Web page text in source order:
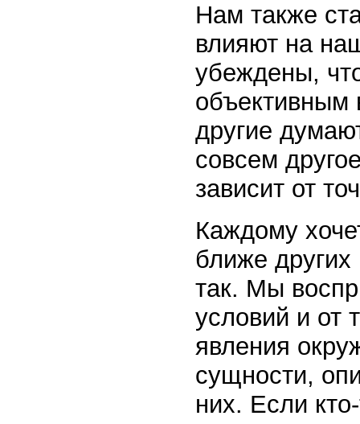
Нам также
влияют на
убеждены,
объективным
другие
совсем
зависит от
Каждому
ближе других
так. Мы
условий и от
явления
сущности,
них. Если